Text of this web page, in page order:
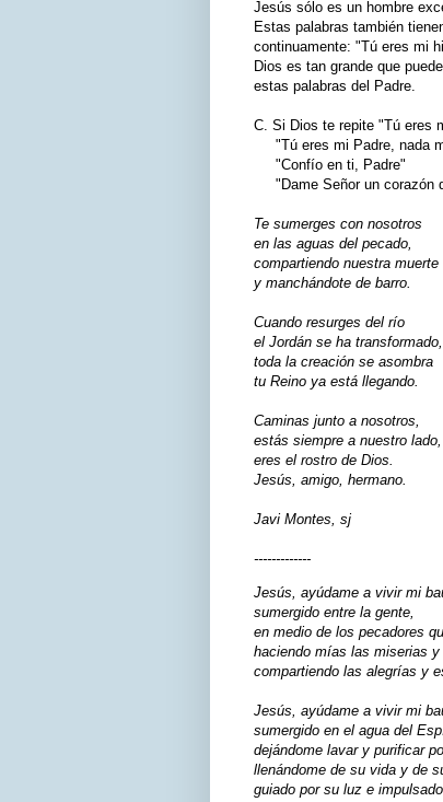
Jesús sólo es un hombre
Estas palabras también
continuamente: "Tú eres mi
Dios es tan grande que
estas palabras del Padre.
C. Si Dios te repite "Tú eres
"Tú eres mi Padre, nada
"Confío en ti, Padre"
"Dame Señor un corazón
Te sumerges con nosotros
en las aguas del pecado,
compartiendo nuestra muerte
y manchándote de barro.
Cuando resurges del río
el Jordán se ha transformado,
toda la creación se asombra
tu Reino ya está llegando.
Caminas junto a nosotros,
estás siempre a nuestro lado,
eres el rostro de Dios.
Jesús, amigo, hermano.
Javi Montes, sj
-------------
Jesús, ayúdame a vivir mi
sumergido entre la gente,
en medio de los pecadores
haciendo mías las miserias y
compartiendo las alegrías y
Jesús, ayúdame a vivir mi
sumergido en el agua del
dejándome lavar y purificar
llenándome de su vida y de
guiado por su luz e